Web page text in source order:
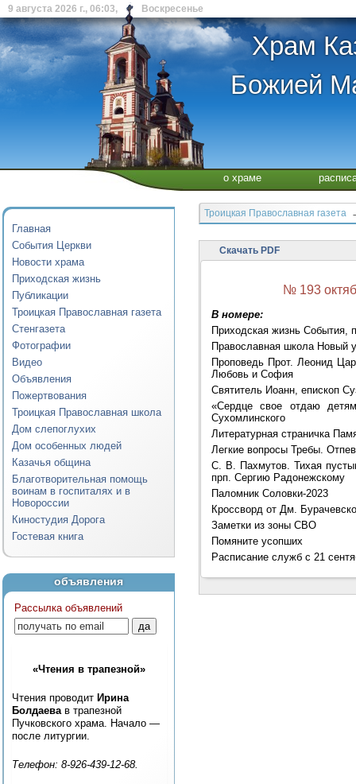
9 августа 2026 г., 06:03, Воскресенье
Храм
Божией
о храме
Главная
События Церкви
Новости храма
Приходская жизнь
Публикации
Троицкая Православная газета
Стенгазета
Фотографии
Видео
Объявления
Пожертвования
Троицкая Православная школа
Дом слепоглухих
Дом особенных людей
Казачья община
Благотворительная помощь
воинам в госпиталях и в
Новороссии
Киностудия Дорога
Гостевая книга
объявления
Рассылка объявлений
«Чтения в трапезной»
Чтения проводит Ирина
Болдаева в трапезной
Пучковского храма. Начало —
после литургии.
Телефон: 8-926-439-12-68.
Троицкая Православная газета
Скачать PDF
№ 193
В номере:
Приходская жизнь События,
Православная школа Новый
Проповедь Прот. Леонид
Любовь и София
Святитель Иоанн, епископ
«Сердце свое отдаю
Сухомлинского
Литературная страничка
Легкие вопросы Требы.
С. В. Пахмутов. Тихая
прп. Сергию Радонежскому
Паломник Соловки-2023
Кроссворд от Дм.
Заметки из зоны СВО
Помяните усопших
Расписание служб с 21